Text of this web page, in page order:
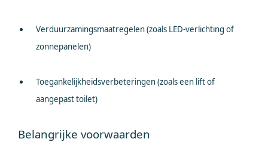
Verduurzamingsmaatregelen (zoals LED-verlichting of
zonnepanelen)
Toegankelijkheidsverbeteringen (zoals een lift of
aangepast toilet)
Belangrijke voorwaarden